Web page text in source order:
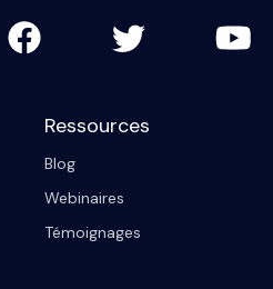
Ressources
Blog
Webinaires
Témoignages